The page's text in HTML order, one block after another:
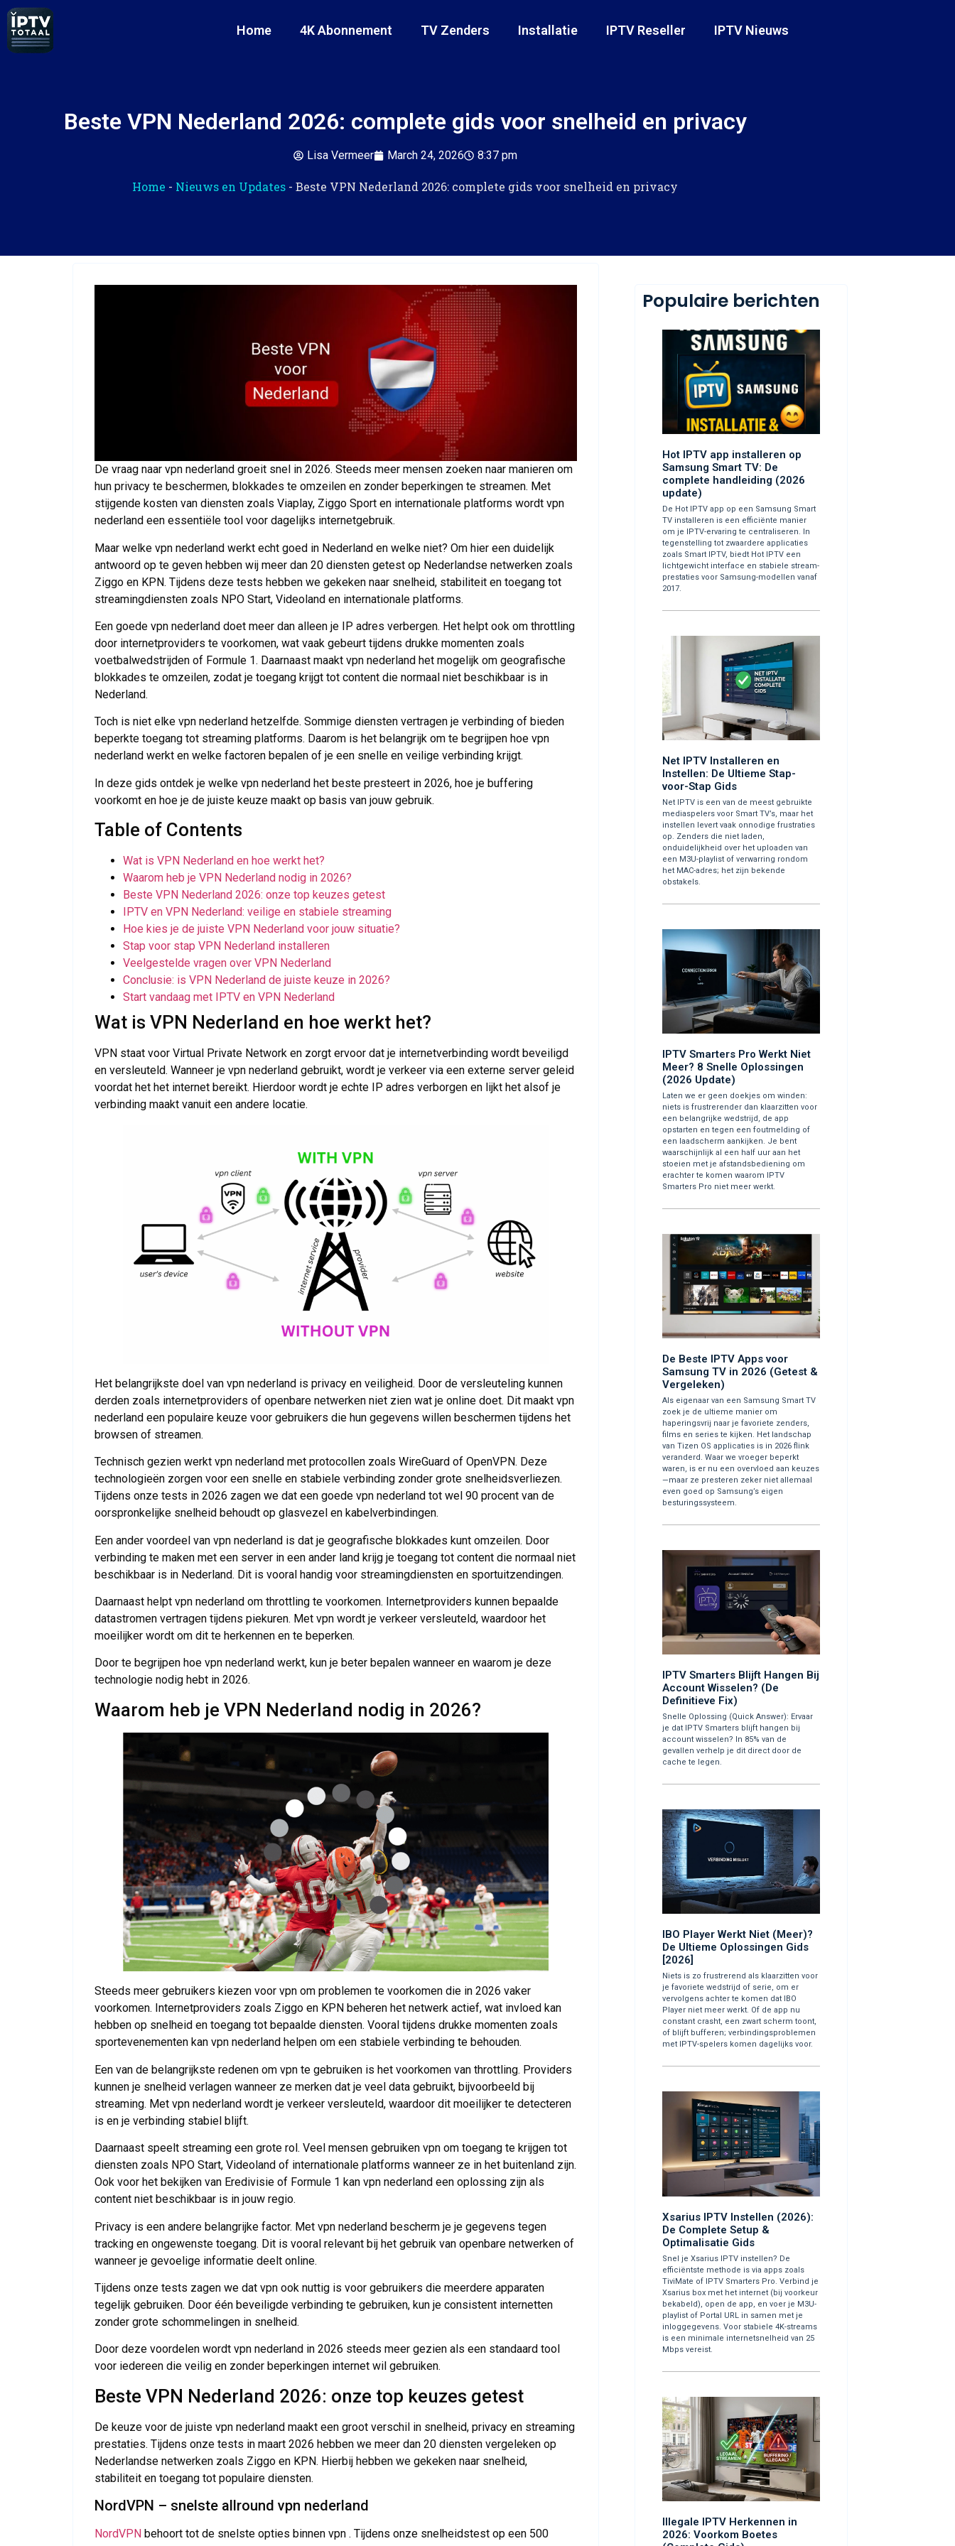
Home 4K Abonnement TV Zenders Installatie IPTV Reseller IPTV Nieuws
Beste VPN Nederland 2026: complete gids voor snelheid en privacy
Lisa Vermeer March 24, 2026 8:37 pm
Home - Nieuws en Updates - Beste VPN Nederland 2026: complete gids voor snelheid en privacy
De vraag naar vpn nederland groeit snel in 2026. Steeds meer mensen zoeken naar manieren om
hun privacy te beschermen, blokkades te omzeilen en zonder beperkingen te streamen. Met
stijgende kosten van diensten zoals Viaplay, Ziggo Sport en internationale platforms wordt vpn
nederland een essentiële tool voor dagelijks internetgebruik.
Maar welke vpn nederland werkt echt goed in Nederland en welke niet? Om hier een duidelijk
antwoord op te geven hebben wij meer dan 20 diensten getest op Nederlandse netwerken zoals
Ziggo en KPN. Tijdens deze tests hebben we gekeken naar snelheid, stabiliteit en toegang tot
streamingdiensten zoals NPO Start, Videoland en internationale platforms.
Een goede vpn nederland doet meer dan alleen je IP adres verbergen. Het helpt ook om throttling
door internetproviders te voorkomen, wat vaak gebeurt tijdens drukke momenten zoals
voetbalwedstrijden of Formule 1. Daarnaast maakt vpn nederland het mogelijk om geografische
blokkades te omzeilen, zodat je toegang krijgt tot content die normaal niet beschikbaar is in
Nederland.
Toch is niet elke vpn nederland hetzelfde. Sommige diensten vertragen je verbinding of bieden
beperkte toegang tot streaming platforms. Daarom is het belangrijk om te begrijpen hoe vpn
nederland werkt en welke factoren bepalen of je een snelle en veilige verbinding krijgt.
In deze gids ontdek je welke vpn nederland het beste presteert in 2026, hoe je buffering
voorkomt en hoe je de juiste keuze maakt op basis van jouw gebruik.
Table of Contents
Wat is VPN Nederland en hoe werkt het?
Waarom heb je VPN Nederland nodig in 2026?
Beste VPN Nederland 2026: onze top keuzes getest
IPTV en VPN Nederland: veilige en stabiele streaming
Hoe kies je de juiste VPN Nederland voor jouw situatie?
Stap voor stap VPN Nederland installeren
Veelgestelde vragen over VPN Nederland
Conclusie: is VPN Nederland de juiste keuze in 2026?
Start vandaag met IPTV en VPN Nederland
Wat is VPN Nederland en hoe werkt het?
VPN staat voor Virtual Private Network en zorgt ervoor dat je internetverbinding wordt beveiligd
en versleuteld. Wanneer je vpn nederland gebruikt, wordt je verkeer via een externe server geleid
voordat het het internet bereikt. Hierdoor wordt je echte IP adres verborgen en lijkt het alsof je
verbinding maakt vanuit een andere locatie.
Het belangrijkste doel van vpn nederland is privacy en veiligheid. Door de versleuteling kunnen
derden zoals internetproviders of openbare netwerken niet zien wat je online doet. Dit maakt vpn
nederland een populaire keuze voor gebruikers die hun gegevens willen beschermen tijdens het
browsen of streamen.
Technisch gezien werkt vpn nederland met protocollen zoals WireGuard of OpenVPN. Deze
technologieën zorgen voor een snelle en stabiele verbinding zonder grote snelheidsverliezen.
Tijdens onze tests in 2026 zagen we dat een goede vpn nederland tot wel 90 procent van de
oorspronkelijke snelheid behoudt op glasvezel en kabelverbindingen.
Een ander voordeel van vpn nederland is dat je geografische blokkades kunt omzeilen. Door
verbinding te maken met een server in een ander land krijg je toegang tot content die normaal niet
beschikbaar is in Nederland. Dit is vooral handig voor streamingdiensten en sportuitzendingen.
Daarnaast helpt vpn nederland om throttling te voorkomen. Internetproviders kunnen bepaalde
datastromen vertragen tijdens piekuren. Met vpn wordt je verkeer versleuteld, waardoor het
moeilijker wordt om dit te herkennen en te beperken.
Door te begrijpen hoe vpn nederland werkt, kun je beter bepalen wanneer en waarom je deze
technologie nodig hebt in 2026.
Waarom heb je VPN Nederland nodig in 2026?
Steeds meer gebruikers kiezen voor vpn om problemen te voorkomen die in 2026 vaker
voorkomen. Internetproviders zoals Ziggo en KPN beheren het netwerk actief, wat invloed kan
hebben op snelheid en toegang tot bepaalde diensten. Vooral tijdens drukke momenten zoals
sportevenementen kan vpn nederland helpen om een stabiele verbinding te behouden.
Een van de belangrijkste redenen om vpn te gebruiken is het voorkomen van throttling. Providers
kunnen je snelheid verlagen wanneer ze merken dat je veel data gebruikt, bijvoorbeeld bij
streaming. Met vpn nederland wordt je verkeer versleuteld, waardoor dit moeilijker te detecteren
is en je verbinding stabiel blijft.
Daarnaast speelt streaming een grote rol. Veel mensen gebruiken vpn om toegang te krijgen tot
diensten zoals NPO Start, Videoland of internationale platforms wanneer ze in het buitenland zijn.
Ook voor het bekijken van Eredivisie of Formule 1 kan vpn nederland een oplossing zijn als
content niet beschikbaar is in jouw regio.
Privacy is een andere belangrijke factor. Met vpn nederland bescherm je je gegevens tegen
tracking en ongewenste toegang. Dit is vooral relevant bij het gebruik van openbare netwerken of
wanneer je gevoelige informatie deelt online.
Tijdens onze tests zagen we dat vpn ook nuttig is voor gebruikers die meerdere apparaten
tegelijk gebruiken. Door één beveiligde verbinding te gebruiken, kun je consistent internetten
zonder grote schommelingen in snelheid.
Door deze voordelen wordt vpn nederland in 2026 steeds meer gezien als een standaard tool
voor iedereen die veilig en zonder beperkingen internet wil gebruiken.
Beste VPN Nederland 2026: onze top keuzes getest
De keuze voor de juiste vpn nederland maakt een groot verschil in snelheid, privacy en streaming
prestaties. Tijdens onze tests in maart 2026 hebben we meer dan 20 diensten vergeleken op
Nederlandse netwerken zoals Ziggo en KPN. Hierbij hebben we gekeken naar snelheid,
stabiliteit en toegang tot populaire diensten.
NordVPN – snelste allround vpn nederland
NordVPN behoort tot de snelste opties binnen vpn . Tijdens onze snelheidstest op een 500
Populaire berichten
Hot IPTV app installeren op
Samsung Smart TV: De
complete handleiding (2026
update)
De Hot IPTV app op een Samsung Smart
TV installeren is een efficiënte manier
om je IPTV-ervaring te centraliseren. In
tegenstelling tot zwaardere applicaties
zoals Smart IPTV, biedt Hot IPTV een
lichtgewicht interface en stabiele stream-
prestaties voor Samsung-modellen vanaf
2017.
Net IPTV Installeren en
Instellen: De Ultieme Stap-
voor-Stap Gids
Net IPTV is een van de meest gebruikte
mediaspelers voor Smart TV’s, maar het
instellen levert vaak onnodige frustraties
op. Zenders die niet laden,
onduidelijkheid over het uploaden van
een M3U-playlist of verwarring rondom
het MAC-adres; het zijn bekende
obstakels.
IPTV Smarters Pro Werkt Niet
Meer? 8 Snelle Oplossingen
(2026 Update)
Laten we er geen doekjes om winden:
niets is frustrerender dan klaarzitten voor
een belangrijke wedstrijd, de app
opstarten en tegen een foutmelding of
een laadscherm aankijken. Je bent
waarschijnlijk al een half uur aan het
stoeien met je afstandsbediening om
erachter te komen waarom IPTV
Smarters Pro niet meer werkt.
De Beste IPTV Apps voor
Samsung TV in 2026 (Getest &
Vergeleken)
Als eigenaar van een Samsung Smart TV
zoek je de ultieme manier om
haperingsvrij naar je favoriete zenders,
films en series te kijken. Het landschap
van Tizen OS applicaties is in 2026 flink
veranderd. Waar we vroeger beperkt
waren, is er nu een overvloed aan keuzes
—maar ze presteren zeker niet allemaal
even goed op Samsung’s eigen
besturingssysteem.
IPTV Smarters Blijft Hangen Bij
Account Wisselen? (De
Definitieve Fix)
Snelle Oplossing (Quick Answer): Ervaar
je dat IPTV Smarters blijft hangen bij
account wisselen? In 85% van de
gevallen verhelp je dit direct door de
cache te legen.
IBO Player Werkt Niet (Meer)?
De Ultieme Oplossingen Gids
[2026]
Niets is zo frustrerend als klaarzitten voor
je favoriete wedstrijd of serie, om er
vervolgens achter te komen dat IBO
Player niet meer werkt. Of de app nu
constant crasht, een zwart scherm toont,
of blijft bufferen; verbindingsproblemen
met IPTV-spelers komen dagelijks voor.
Xsarius IPTV Instellen (2026):
De Complete Setup &
Optimalisatie Gids
Snel je Xsarius IPTV instellen? De
efficiëntste methode is via apps zoals
TiviMate of IPTV Smarters Pro. Verbind je
Xsarius box met het internet (bij voorkeur
bekabeld), open de app, en voer je M3U-
playlist of Portal URL in samen met je
inloggegevens. Voor stabiele 4K-streams
is een minimale internetsnelheid van 25
Mbps vereist.
Illegale IPTV Herkennen in
2026: Voorkom Boetes